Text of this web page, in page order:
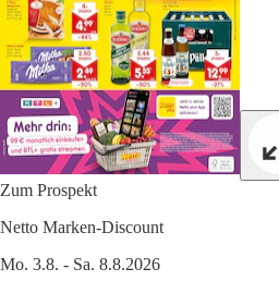
Zum Prospekt
Netto Marken-Discount
Mo. 3.8. - Sa. 8.8.2026